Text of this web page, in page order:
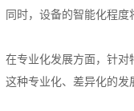
同时，设备的智能化程度
在专业化发展方面，针对
这种专业化、差异化的发